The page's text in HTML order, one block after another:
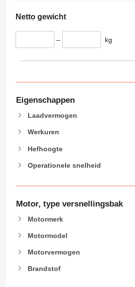
Netto gewicht
– kg
Eigenschappen
Laadvermogen
Werkuren
Hefhoogte
Operationele snelheid
Motor, type versnellingsbak
Motormerk
Motormodel
Motorvermogen
Brandstof